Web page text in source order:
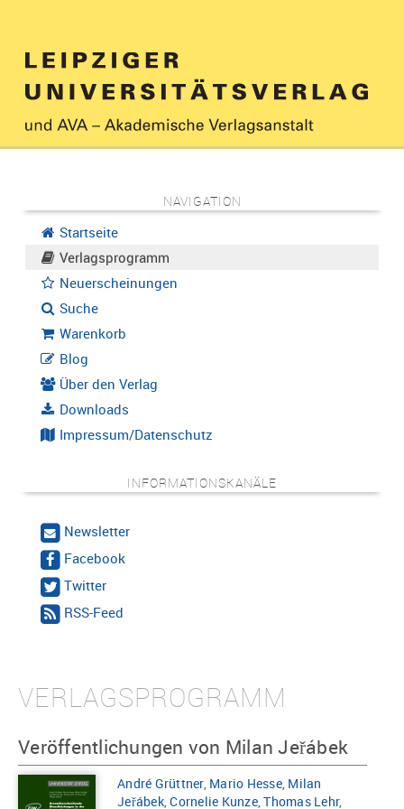
NAVIGATION
Startseite
Verlagsprogramm
Neuerscheinungen
Suche
Warenkorb
Blog
Über den Verlag
Downloads
Impressum/Datenschutz
INFORMATIONSKANÄLE
Newsletter
Facebook
Twitter
RSS-Feed
VERLAGSPROGRAMM
Veröffentlichungen von Milan Jeřábek
André Grüttner, Mario Hesse, Milan
Jeřábek,Cornelie Kunze,Thomas Lehr,